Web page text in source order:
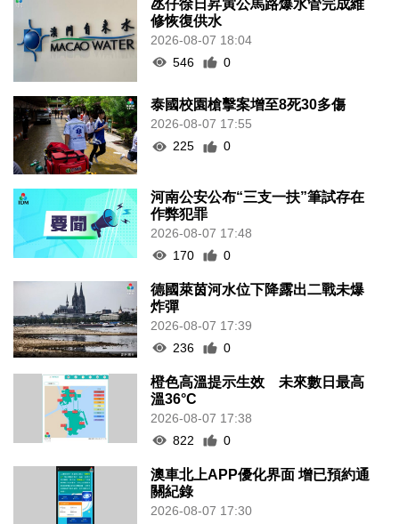
氹仔徐日昇寅公馬路爆水管完成維
修恢復供水
2026-08-07 18:04
546
0
泰國校園槍擊案增至8死30多傷
2026-08-07 17:55
225
0
河南公安公布“三支一扶”筆試存在
作弊犯罪
2026-08-07 17:48
170
0
德國萊茵河水位下降露出二戰未爆
炸彈
2026-08-07 17:39
236
0
橙色高溫提示生效 未來數日最高
溫36°C
2026-08-07 17:38
822
0
澳車北上APP優化界面 增已預約通
關紀錄
2026-08-07 17:30